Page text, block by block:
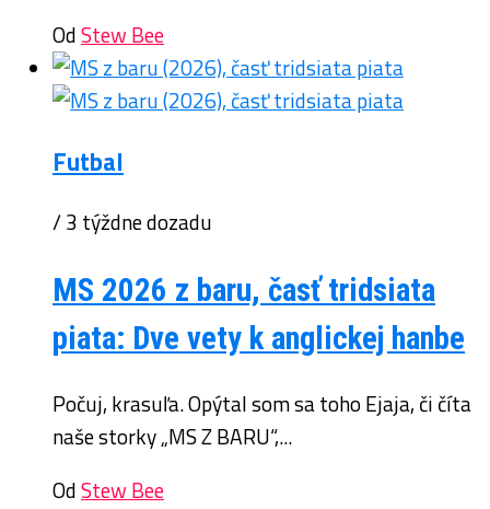
OdStew Bee
Futbal
/ 3 týždne dozadu
MS 2026 z baru, časť tridsiata
piata: Dve vety k anglickej hanbe
Počuj, krasuľa. Opýtal som sa toho Ejaja, či číta
naše storky „MS Z BARU“,...
OdStew Bee